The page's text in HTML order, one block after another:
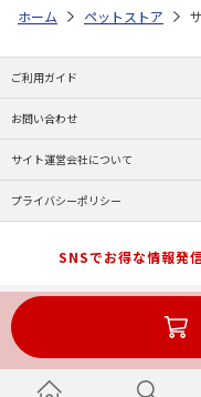
ホーム ペットストア
ご利用ガイド
お問い合わせ
サイト運営会社について
プライバシーポリシー
SNSでお得な情報発